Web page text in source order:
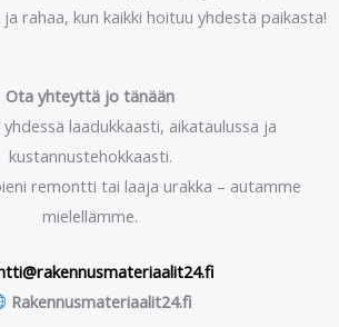
rahaa, kun kaikki hoituu yhdestä paikasta!
Ota yhteyttä jo tänään
yhdessä laadukkaasti, aikataulussa ja
kustannustehokkaasti.
remontti tai laaja urakka – autamme
mielellämme.
Rakennusmateriaalit24.fi